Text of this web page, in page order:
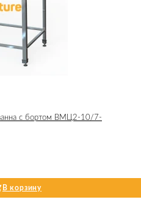
ванна с бортом ВМЦ2-10/7-
В корзину